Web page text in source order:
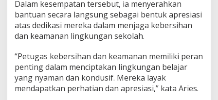
P
e
t
u
s
K
e
b
Dalam kesempatan tersebut, ia menyerahkan
bantuan secara langsung sebagai bentuk apresiasi
atas dedikasi mereka dalam menjaga kebersihan
dan keamanan lingkungan sekolah.
“Petugas kebersihan dan keamanan memiliki peran
penting dalam menciptakan lingkungan belajar
yang nyaman dan kondusif. Mereka layak
mendapatkan perhatian dan apresiasi,” kata Aries.